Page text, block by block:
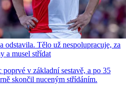
odstavila. Tělo už nespolupracuje, za
a musel střídat
v základní sestavě, a po 35
skončil nuceným střídáním.